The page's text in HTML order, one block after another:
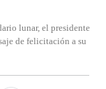
lunar, el presidente
de felicitación a su